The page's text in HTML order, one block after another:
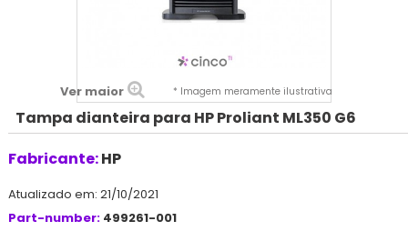
Ver maior * Imagem meramente ilustrativa
Tampa dianteira para HP Proliant ML350 G6
Fabricante:HP
Atualizado em: 21/10/2021
Part-number: 499261-001